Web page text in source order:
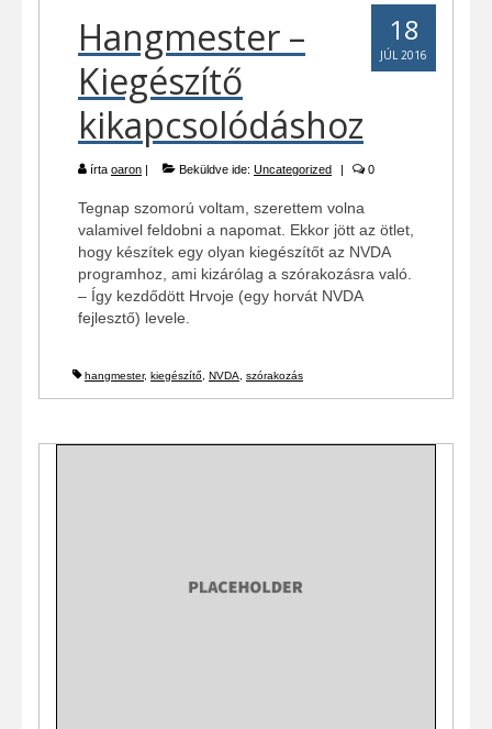
18
JÚL 2016
Hangmester –
Kiegészítő
kikapcsolódáshoz
írta oaron Beküldve ide: Uncategorized 0
Tegnap szomorú voltam, szerettem volna
valamivel feldobni a napomat. Ekkor jött az ötlet,
hogy készítek egy olyan kiegészítőt az NVDA
programhoz, ami kizárólag a szórakozásra való.
– Így kezdődött Hrvoje (egy horvát NVDA
fejlesztő) levele.
hangmester, kiegészítő, NVDA, szórakozás